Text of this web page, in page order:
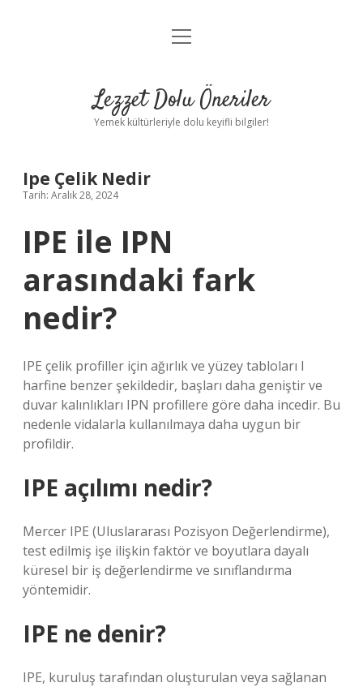
Anasayfa
Yasal Uyarı
menüyü
Lezzet Dolu Öneriler
Yemek kültürleriyle dolu keyifli bilgiler!
Ipe Çelik Nedir
Tarih: Aralık 28, 2024
IPE ile IPN
arasındaki fark
nedir?
IPE çelik profiller için ağırlık ve yüzey tabloları I
harfine benzer şekildedir, başları daha geniştir ve
duvar kalınlıkları IPN profillere göre daha incedir. Bu
nedenle vidalarla kullanılmaya daha uygun bir
profildir.
IPE açılımı nedir?
Mercer IPE (Uluslararası Pozisyon Değerlendirme),
test edilmiş işe ilişkin faktör ve boyutlara dayalı
küresel bir iş değerlendirme ve sınıflandırma
yöntemidir.
IPE ne denir?
IPE, kuruluş tarafından oluşturulan veya sağlanan